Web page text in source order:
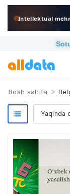
Intellektual
Bosh sahifa >